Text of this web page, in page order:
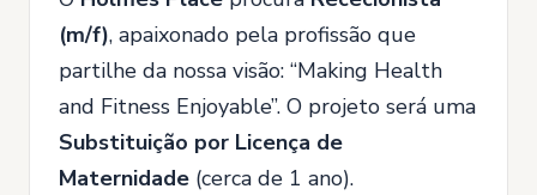
(m/f), apaixonado pela profissão que
partilhe da nossa visão: “Making Health
and Fitness Enjoyable”. O projeto será uma
Substituição por Licença de
Maternidade (cerca de 1 ano).